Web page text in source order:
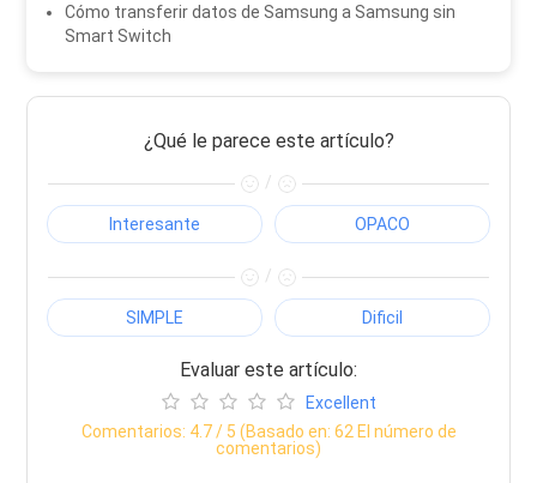
Cómo transferir datos de Samsung a Samsung sin
Smart Switch
¿Qué le parece este artículo?
/
Interesante OPACO
/
SIMPLE Dificil
Evaluar este artículo:
Excellent
Comentarios: 4.7/ 5 (Basado en: 62 El número de
comentarios)